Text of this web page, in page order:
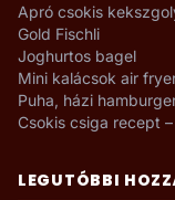
Apró csokis
Gold Fischli
Joghurtos bagel
Mini kalácsok air
Puha, házi
Csokis csiga recept
LEGUTÓBBI